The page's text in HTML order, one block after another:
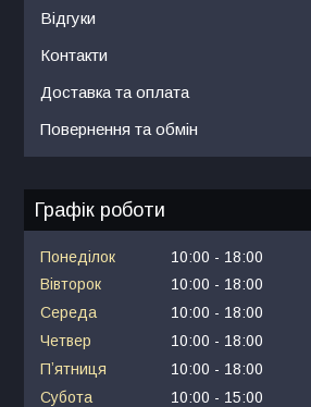
Відгуки
Контакти
Доставка та оплата
Повернення та обмін
Графік роботи
Понеділок 10:00
18:00
Вівторок
10:00
18:00
Середа
10:00
18:00
Четвер
10:00
18:00
Пʼятниця
10:00
18:00
Субота
10:00
15:00